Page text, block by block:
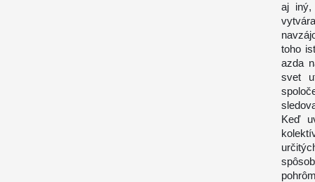
aj iný,
toho
azda
svet
Keď